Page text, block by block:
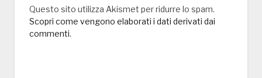
Questo sito utilizza Akismet per ridurre lo spam.
Scopri come vengono elaborati i dati derivati dai
commenti.